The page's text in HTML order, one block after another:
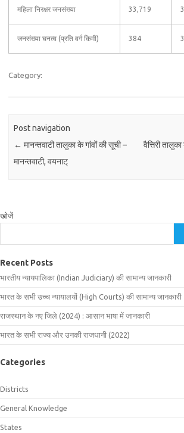
महिला निरक्षर जनसंख्या 33,719
जनसंख्या घनत्व (प्रति वर्ग किमी) 384
Category:
Post navigation
← मानन्तवाटी तालुका के गांवों की सूची –
मानन्तवाटी, वयनाट्
वैत्तिरी
खोजें
Recent Posts
भारतीय न्यायपालिका (Indian Judiciary) की सामान्य जानकारी
भारत के सभी उच्च न्यायालयों (High Courts) की सामान्य जानकारी
राजस्थान के नए जिले (2024) : आसान भाषा में जानकारी
भारत के सभी राज्य और उनकी राजधानी (2022)
Categories
Districts
General Knowledge
States